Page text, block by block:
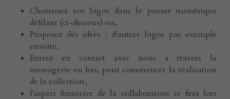
Choisissez vos logos dans le panier numérique
défilant (ci-dessous) ou,
Proposez des idées : d'autres logos par exemple
ensuite,
Entrez en contact avec nous à travers la
messagerie en bas, pour commencer la réalisation
de la collection,
l'aspect financier de la collaboration se fera lors